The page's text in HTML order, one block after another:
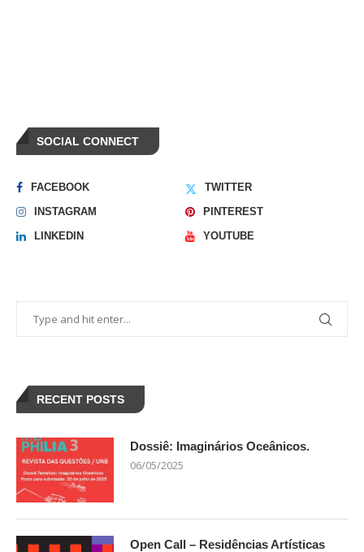
SOCIAL CONNECT
FACEBOOK
TWITTER
INSTAGRAM
PINTEREST
LINKEDIN
YOUTUBE
RECENT POSTS
Dossiê: Imaginários Oceânicos.
06/05/2025
Open Call – Residências Artísticas